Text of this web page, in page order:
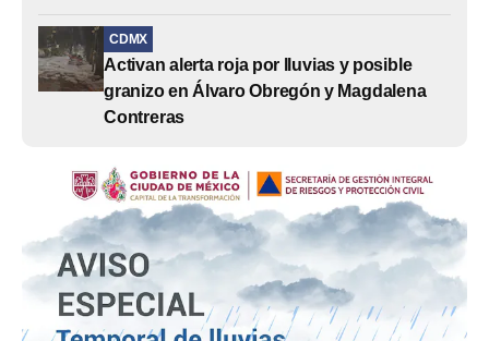
CDMX
Activan alerta roja por lluvias y posible
granizo en Álvaro Obregón y Magdalena
Contreras